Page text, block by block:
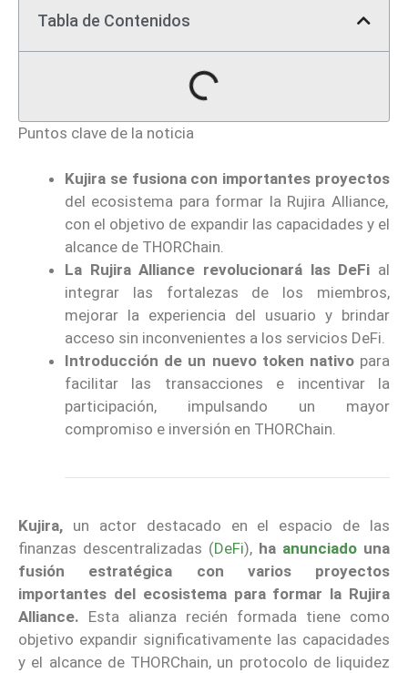
Tabla de Contenidos
Puntos clave de la noticia
Kujira se fusiona con importantes proyectos
del ecosistema para formar la Rujira Alliance,
con el objetivo de expandir las capacidades y el
alcance de THORChain.
La Rujira Alliance revolucionará las DeFi al
integrar las fortalezas de los miembros,
mejorar la experiencia del usuario y brindar
acceso sin inconvenientes a los servicios DeFi.
Introducción de un nuevo token nativopara
facilitar las transacciones e incentivar la
participación, impulsando un mayor
compromiso e inversión en THORChain.
Kujira, un actor destacado en el espacio de las
finanzas descentralizadas (DeFi), ha anunciado una
fusión estratégica con varios proyectos
importantes del ecosistema para formar la Rujira
Alliance. Esta alianza recién formada tiene como
objetivo expandir significativamente las capacidades
y el alcance de THORChain, un protocolo de liquidez